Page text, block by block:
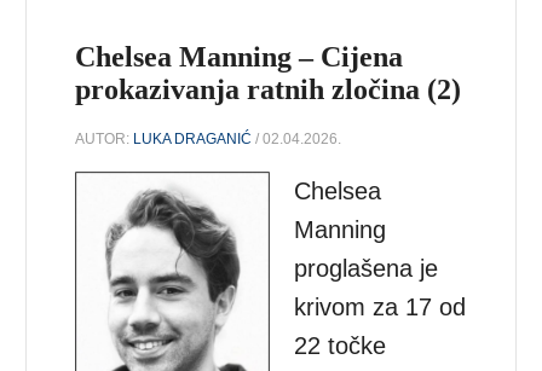
Chelsea Manning – Cijena
prokazivanja ratnih zločina (2)
AUTOR: LUKA DRAGANIĆ / 02.04.2026.
Chelsea
Manning
proglašena je
krivom za 17 od
22 točke